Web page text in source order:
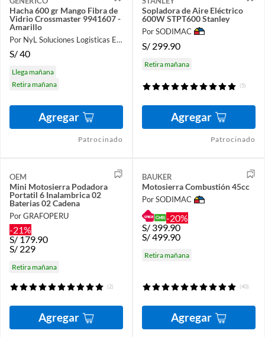
Hacha 600 gr Mango Fibra de
Vidrio Crossmaster 9941607 -
Amarillo
Por NyL Soluciones Logisticas EIRL
S/40
Llega mañana
Retira mañana
Agregar
Patrocinado
Sopladora de Aire Eléctrico
600W STPT600 Stanley
Por SODIMAC
S/ 299.90
Retira mañana
(5)
Agregar
Patrocinado
OEM
Mini Motosierra Podadora
Portatil 6 Inalambrica 02
Baterias 02 Cadena
Por GRAFOPERU
-21%
S/179.90
S/ 229
Retira mañana
(2)
Agregar
BAUKER
Motosierra Combustión 45cc
Por SODIMAC
-20%
S/ 399.90
S/499.90
Retira mañana
(40)
Agregar